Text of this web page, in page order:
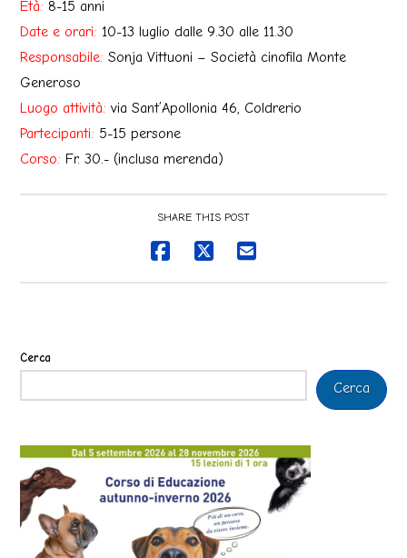
Età: 8-15 anni
Date e orari: 10-13 luglio dalle 9.30 alle 11.30
Responsabile: Sonja Vittuoni – Società cinofila Monte
Generoso
Luogo attività: via Sant’Apollonia 46, Coldrerio
Partecipanti: 5-15 persone
Corso: Fr. 30.- (inclusa merenda)
SHARE THIS POST
Cerca
Cerca